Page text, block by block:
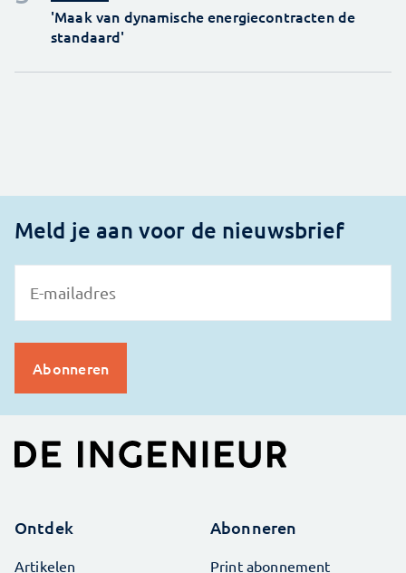
'Maak van dynamische energiecontracten de
standaard'
Meld je aan voor de nieuwsbrief
Ontdek
Artikelen
Abonneren
Print abonnement